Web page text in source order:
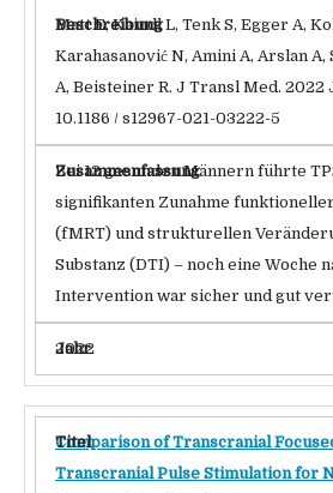
Matt E, Kaindl L, Tenk S, Egger A,
Karahasanović N, Amini A, Arslan
A, Beisteiner R. J Transl Med. 2022
10.1186 / s12967-021-03222-5
Bei 12 gesunden Männern führte
signifikanten Zunahme
(fMRT) und strukturellen
Substanz (DTI) – noch eine Woche
Intervention war sicher und gut
2022
Comparison of Transcranial
Transcranial Pulse Stimulation for